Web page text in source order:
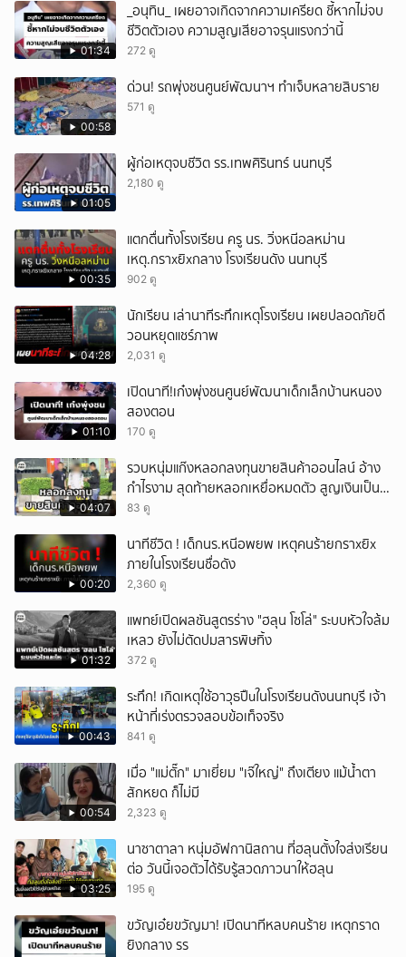
01:34
_อนุทิน_ เผยอาจเกิดจากความเครียด ชี้หากไม่จบ
ชีวิตตัวเอง ความสูญเสียอาจรุนแรงกว่านี้
272 ดู
00:58
ด่วน! รถพุ่งชนศูนย์พัฒนาฯ ทำเจ็บหลายสิบราย
571 ดู
01:05
ผู้ก่อเหตุจบชีวิต รร.เทพศิรินทร์ นนทบุรี
2,180 ดู
00:35
แตกตื่นทั้งโรงเรียน ครู นร. วิ่งหนีอลหม่าน
เหตุ.กราxยิxกลาง โรงเรียนดัง นนทบุรี
902 ดู
04:28
นักเรียน เล่านาทีระทึกเหตุโรงเรียน เผยปลอดภัยดี
วอนหยุดแชร์ภาพ
2,031 ดู
01:10
เปิดนาที!เก๋งพุ่งชนศูนย์พัฒนาเด็กเล็กบ้านหนอง
สองตอน
170 ดู
04:07
รวบหนุ่มแก๊งหลอกลงทุนขายสินค้าออนไลน์ อ้าง
กำไรงาม สุดท้ายหลอกเหยื่อหมดตัว สูญเงินเป็น
แสนบาท ยังให้การปฏิเสธ
83 ดู
00:20
นาทีชีวิต ! เด็กนร.หนีอพยพ เหตุคนร้ายกราxยิx
ภายในโรงเรียนชื่อดัง
2,360 ดู
01:32
แพทย์เปิดผลชันสูตรร่าง "ฮลุน โซโล่" ระบบหัวใจล้ม
เหลว ยังไม่ตัดปมสารพิษทิ้ง
372 ดู
00:43
ระทึก! เกิดเหตุใช้อาวุธปืuในโรงเรียนดังนนทบุรี เจ้า
หน้าที่เร่งตรวจสอบข้อเท็จจริง
841 ดู
00:54
เมื่อ "แม่ตั๊ก" มาเยี่ยม "เจ๊ใหญ่" ถึงเตียง แม้น้ำตา
สักหยด ก็ไม่มี
2,323 ดู
03:25
นาซาตาลา หนุ่มอัฟกานิสถาน ที่ฮลุนตั้งใจส่งเรียน
ต่อ วันนี้เจอตัวได้รับรู้สวดภาวนาให้ฮลุน
195 ดู
ขวัญเอ๋ยขวัญมา! เปิดนาทีหลบคนร้าย เหตุกราด
ยิงกลาง รร